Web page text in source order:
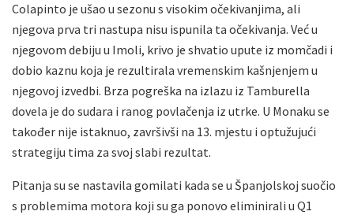
Colapinto je ušao u sezonu s visokim očekivanjima, ali
njegova prva tri nastupa nisu ispunila ta očekivanja. Već u
njegovom debiju u Imoli, krivo je shvatio upute iz momčadi i
dobio kaznu koja je rezultirala vremenskim kašnjenjem u
njegovoj izvedbi. Brza pogreška na izlazu iz Tamburella
dovela je do sudara i ranog povlačenja iz utrke. U Monaku se
također nije istaknuo, završivši na 13. mjestu i optužujući
strategiju tima za svoj slabi rezultat.
Pitanja su se nastavila gomilati kada se u Španjolskoj suočio
s problemima motora koji su ga ponovo eliminirali u Q1